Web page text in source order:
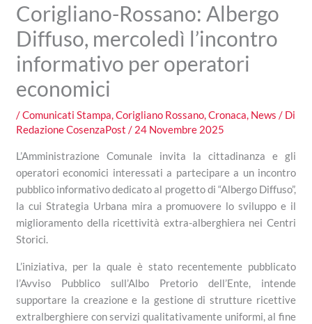
Corigliano-Rossano: Albergo
Diffuso, mercoledì l’incontro
informativo per operatori
economici
/Comunicati Stampa,Corigliano Rossano,Cronaca, News / Di
Redazione CosenzaPost/ 24 Novembre 2025
L’Amministrazione Comunale invita la cittadinanza e gli
operatori economici interessati a partecipare a un incontro
pubblico informativo dedicato al progetto di “Albergo Diffuso”,
la cui Strategia Urbana mira a promuovere lo sviluppo e il
miglioramento della ricettività extra-alberghiera nei Centri
Storici.
L’iniziativa, per la quale è stato recentemente pubblicato
l’Avviso Pubblico sull’Albo Pretorio dell’Ente, intende
supportare la creazione e la gestione di strutture ricettive
extralberghiere con servizi qualitativamente uniformi, al fine